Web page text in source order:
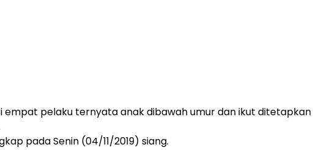
empat pelaku ternyata anak dibawah umur dan ikut ditetapkan
pada Senin (04/11/2019) siang.